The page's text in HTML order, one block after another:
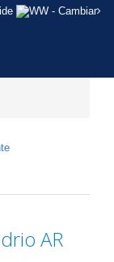
- Cambiar
AR